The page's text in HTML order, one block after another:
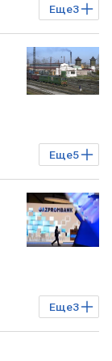
Еще3
Еще5
Еще3